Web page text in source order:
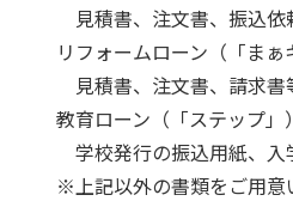
見積書、注文書、振込依
リフォームローン（「まぁ
見積書、注文書、請求
教育ローン（「ステップ」）
学校発行の振込用紙、
※上記以外の書類をご用意